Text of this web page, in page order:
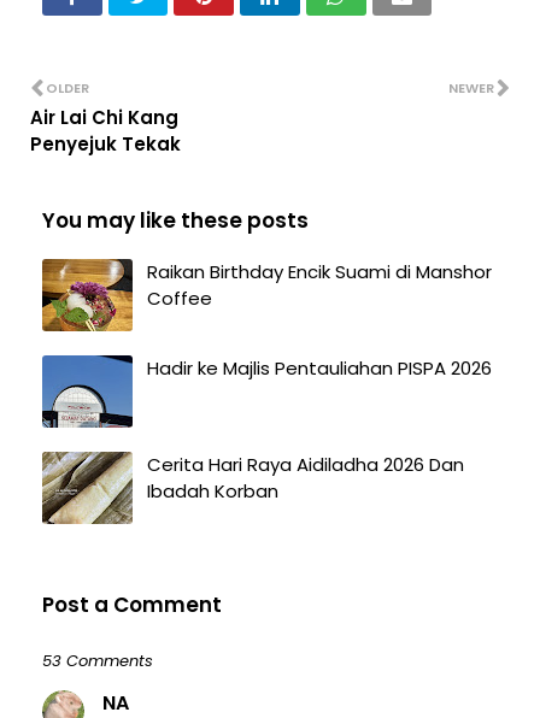
NEWER
OLDER
Air Lai Chi Kang
Penyejuk Tekak
You may like these posts
Raikan Birthday Encik Suami di Manshor
Coffee
Hadir ke Majlis Pentauliahan PISPA 2026
Cerita Hari Raya Aidiladha 2026 Dan
Ibadah Korban
Post a Comment
53 Comments
NA